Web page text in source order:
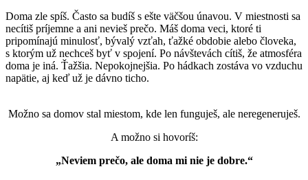
Doma zle spíš. Často sa budíš s ešte väčšou únavou. V miestnosti sa
necítiš príjemne a ani nevieš prečo. Máš doma veci, ktoré ti
pripomínajú minulosť, bývalý vzťah, ťažké obdobie alebo človeka,
s ktorým už nechceš byť v spojení. Po návštevách cítiš, že atmosféra
doma je iná. Ťažšia. Nepokojnejšia. Po hádkach zostáva vo vzduchu
napätie, aj keď už je dávno ticho.
Možno sa domov stal miestom, kde len funguješ, ale neregeneruješ.
A možno si hovoríš:
„Neviem prečo, ale doma mi nie je dobre.“